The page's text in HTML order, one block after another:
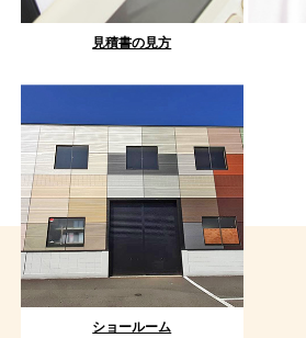
見積書の見方
ショールーム